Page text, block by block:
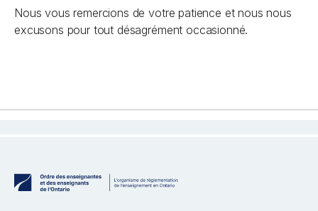
Nous vous remercions de votre patience et nous nous
excusons pour tout désagrément occasionné.